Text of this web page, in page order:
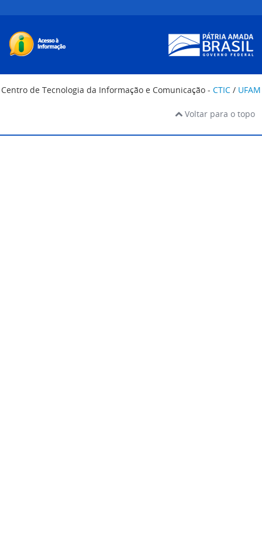
Centro de Tecnologia da Informação e Comunicação - CTIC / UFAM
Voltar para o topo